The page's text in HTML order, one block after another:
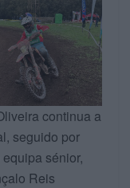
continua a
seguido por
sénior,
Reis